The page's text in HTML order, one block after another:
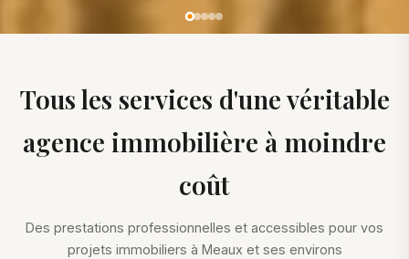
Tous les services d'une véritable
agence immobilière à moindre
coût
Des prestations professionnelles et accessibles pour vos
projets immobiliers à Meaux et ses environs